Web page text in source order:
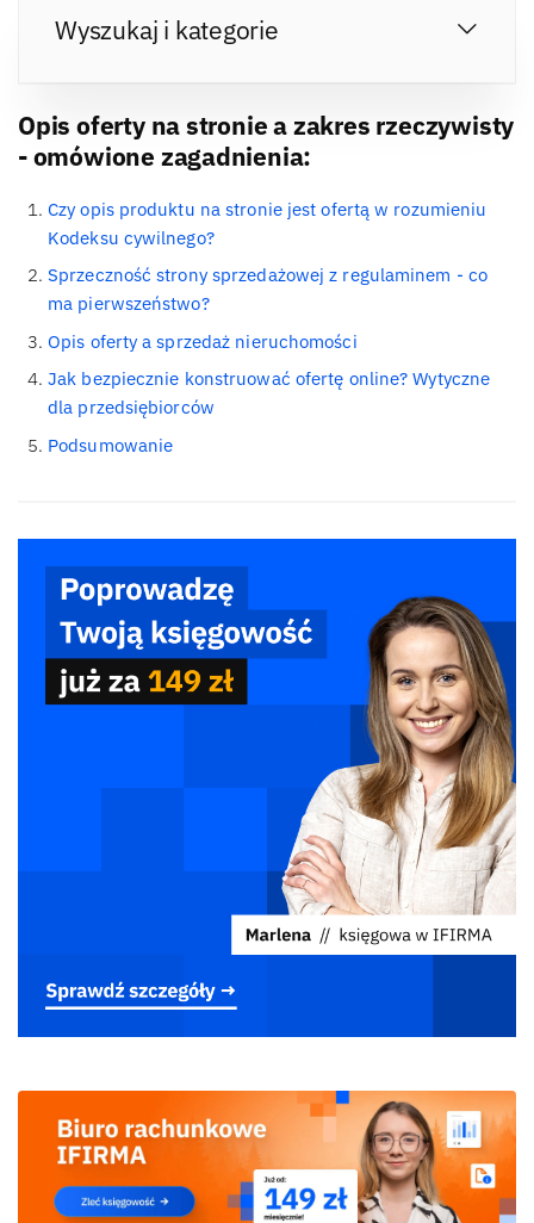
Wyszukaj i kategorie
Opis oferty na stronie a zakres rzeczywisty
- omówione zagadnienia:
Czy opis produktu na stronie jest ofertą w rozumieniu
Kodeksu cywilnego?
Sprzeczność strony sprzedażowej z regulaminem - co
ma pierwszeństwo?
Opis oferty a sprzedaż nieruchomości
Jak bezpiecznie konstruować ofertę online? Wytyczne
dla przedsiębiorców
Podsumowanie